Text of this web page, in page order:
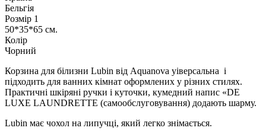
Бельгія
Розмір 1
50*35*65 см.
Колір
Чорний
Корзина для білизни Lubin від Aquanova уіверсальна і
підходить для ванних кімнат оформлених у різних стилях.
Практичні шкіряні ручки і куточки, кумедний напис «DE
LUXE LAUNDRETTE (самообслуговування) додають шарму.
Lubin має чохол на липучці, який легко знімається.